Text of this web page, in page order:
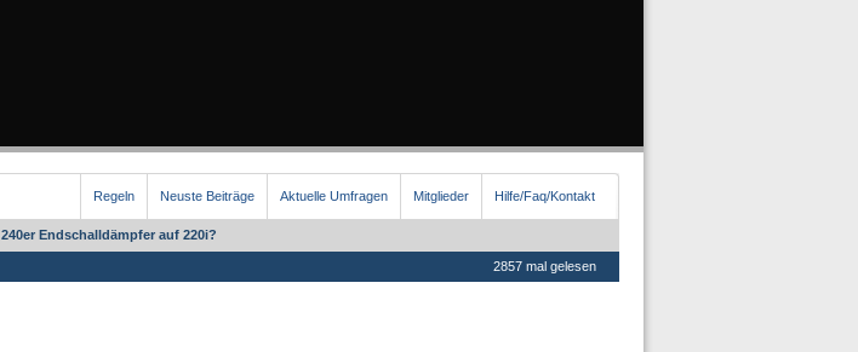
Regeln Neuste Beiträge Aktuelle Umfragen Mitglieder Hilfe/Faq/Kontakt
240er Endschalldämpfer auf 220i?
2857 mal gelesen